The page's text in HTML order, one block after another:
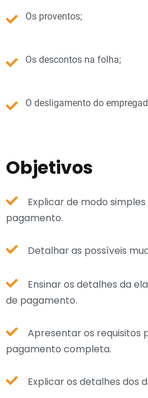
Os proventos;
Os descontos na folha;
O desligamento do
Objetivos
Explicar de modo
pagamento.
Detalhar as possíveis
Ensinar os detalhes da
de pagamento.
Apresentar os requisitos
pagamento completa.
Explicar os detalhes dos